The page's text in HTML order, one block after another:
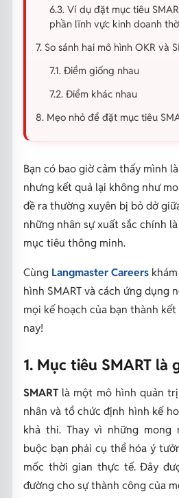
6.3. Ví dụ đặt mục tiêu
phần lĩnh vực kinh doanh
7. So sánh hai mô hình OKR và
7.1. Điểm giống nhau
7.2. Điểm khác nhau
8. Mẹo nhỏ để đặt mục tiêu
Bạn có bao giờ cảm thấy mình
nhưng kết quả lại không như
đề ra thường xuyên bị bỏ dở
những nhân sự xuất sắc chính
mục tiêu thông minh.
Cùng Langmaster Careerskhám
hình SMART và cách ứng dụng
mọi kế hoạch của bạn thành
nay!
1. Mục tiêu SMART là
SMARTlà một mô hình quản
nhân và tổ chức định hình kế
khả thi. Thay vì những mong
buộc bạn phải cụ thể hóa ý
mốc thời gian thực tế. Đây
đường cho sự thành công của